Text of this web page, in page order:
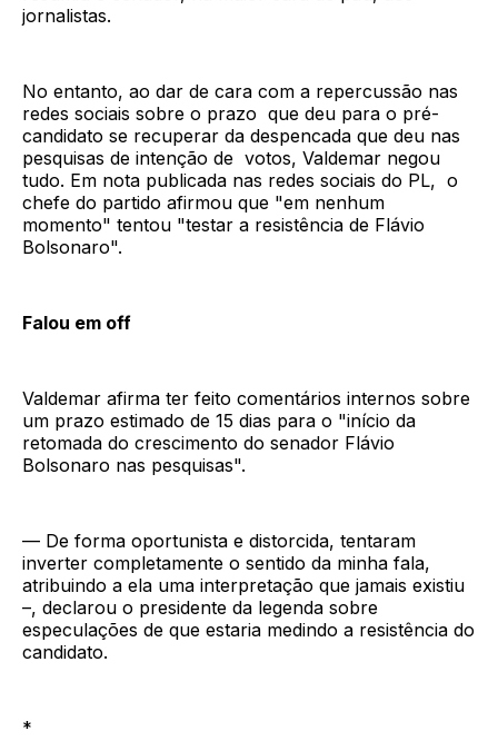
jornalistas.
No entanto, ao dar de cara com a repercussão nas
redes sociais sobre o prazo que deu para o pré-
candidato se recuperar da despencada que deu nas
pesquisas de intenção de votos, Valdemar negou
tudo. Em nota publicada nas redes sociais do PL, o
chefe do partido afirmou que "em nenhum
momento" tentou "testar a resistência de Flávio
Bolsonaro".
Falou em off
Valdemar afirma ter feito comentários internos sobre
um prazo estimado de 15 dias para o "início da
retomada do crescimento do senador Flávio
Bolsonaro nas pesquisas".
— De forma oportunista e distorcida, tentaram
inverter completamente o sentido da minha fala,
atribuindo a ela uma interpretação que jamais existiu
–, declarou o presidente da legenda sobre
especulações de que estaria medindo a resistência do
candidato.
*